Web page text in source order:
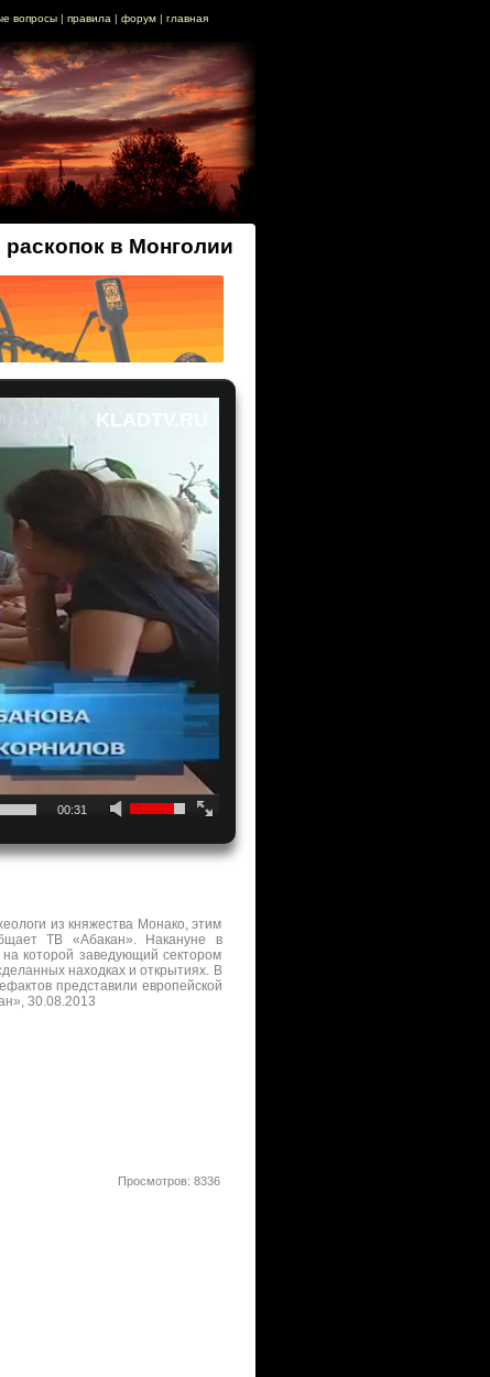
вопросы| правила | форум| главная
раскопок в Монголии
KLADTV.RU
00:31
из княжества Монако, этим
ТВ «Абакан». Накануне в
которой заведующий сектором
находках и открытиях. В
представили европейской
30.08.2013
Просмотров: 8336